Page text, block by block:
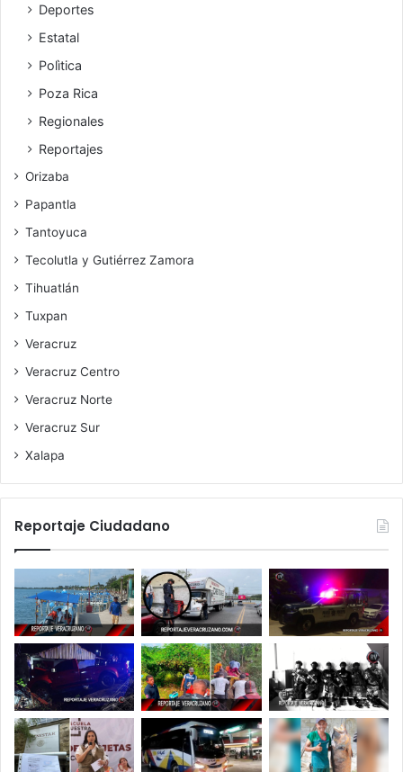
Deportes
Estatal
Polìtica
Poza Rica
Regionales
Reportajes
Orizaba
Papantla
Tantoyuca
Tecolutla y Gutiérrez Zamora
Tihuatlán
Tuxpan
Veracruz
Veracruz Centro
Veracruz Norte
Veracruz Sur
Xalapa
Reportaje Ciudadano